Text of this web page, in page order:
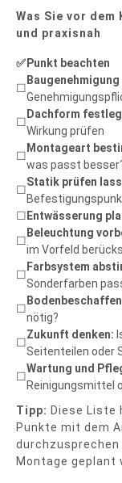
Was Sie vor
und praxisnah
✅ Punkt beachten
☐
☐
Dachform
Wirkung prüfen
☐
Montageart
was passt
☐
Statik prüfen
☐ Entwässerung
☐
Beleuchtung
im Vorfeld
☐
Farbsystem
Sonderfarben
☐
nötig?
☐
Zukunft denken:
Seitenteilen oder
☐
Wartung und
Reinigungsmittel
Tipp: Diese
Punkte mit dem
Montage geplant